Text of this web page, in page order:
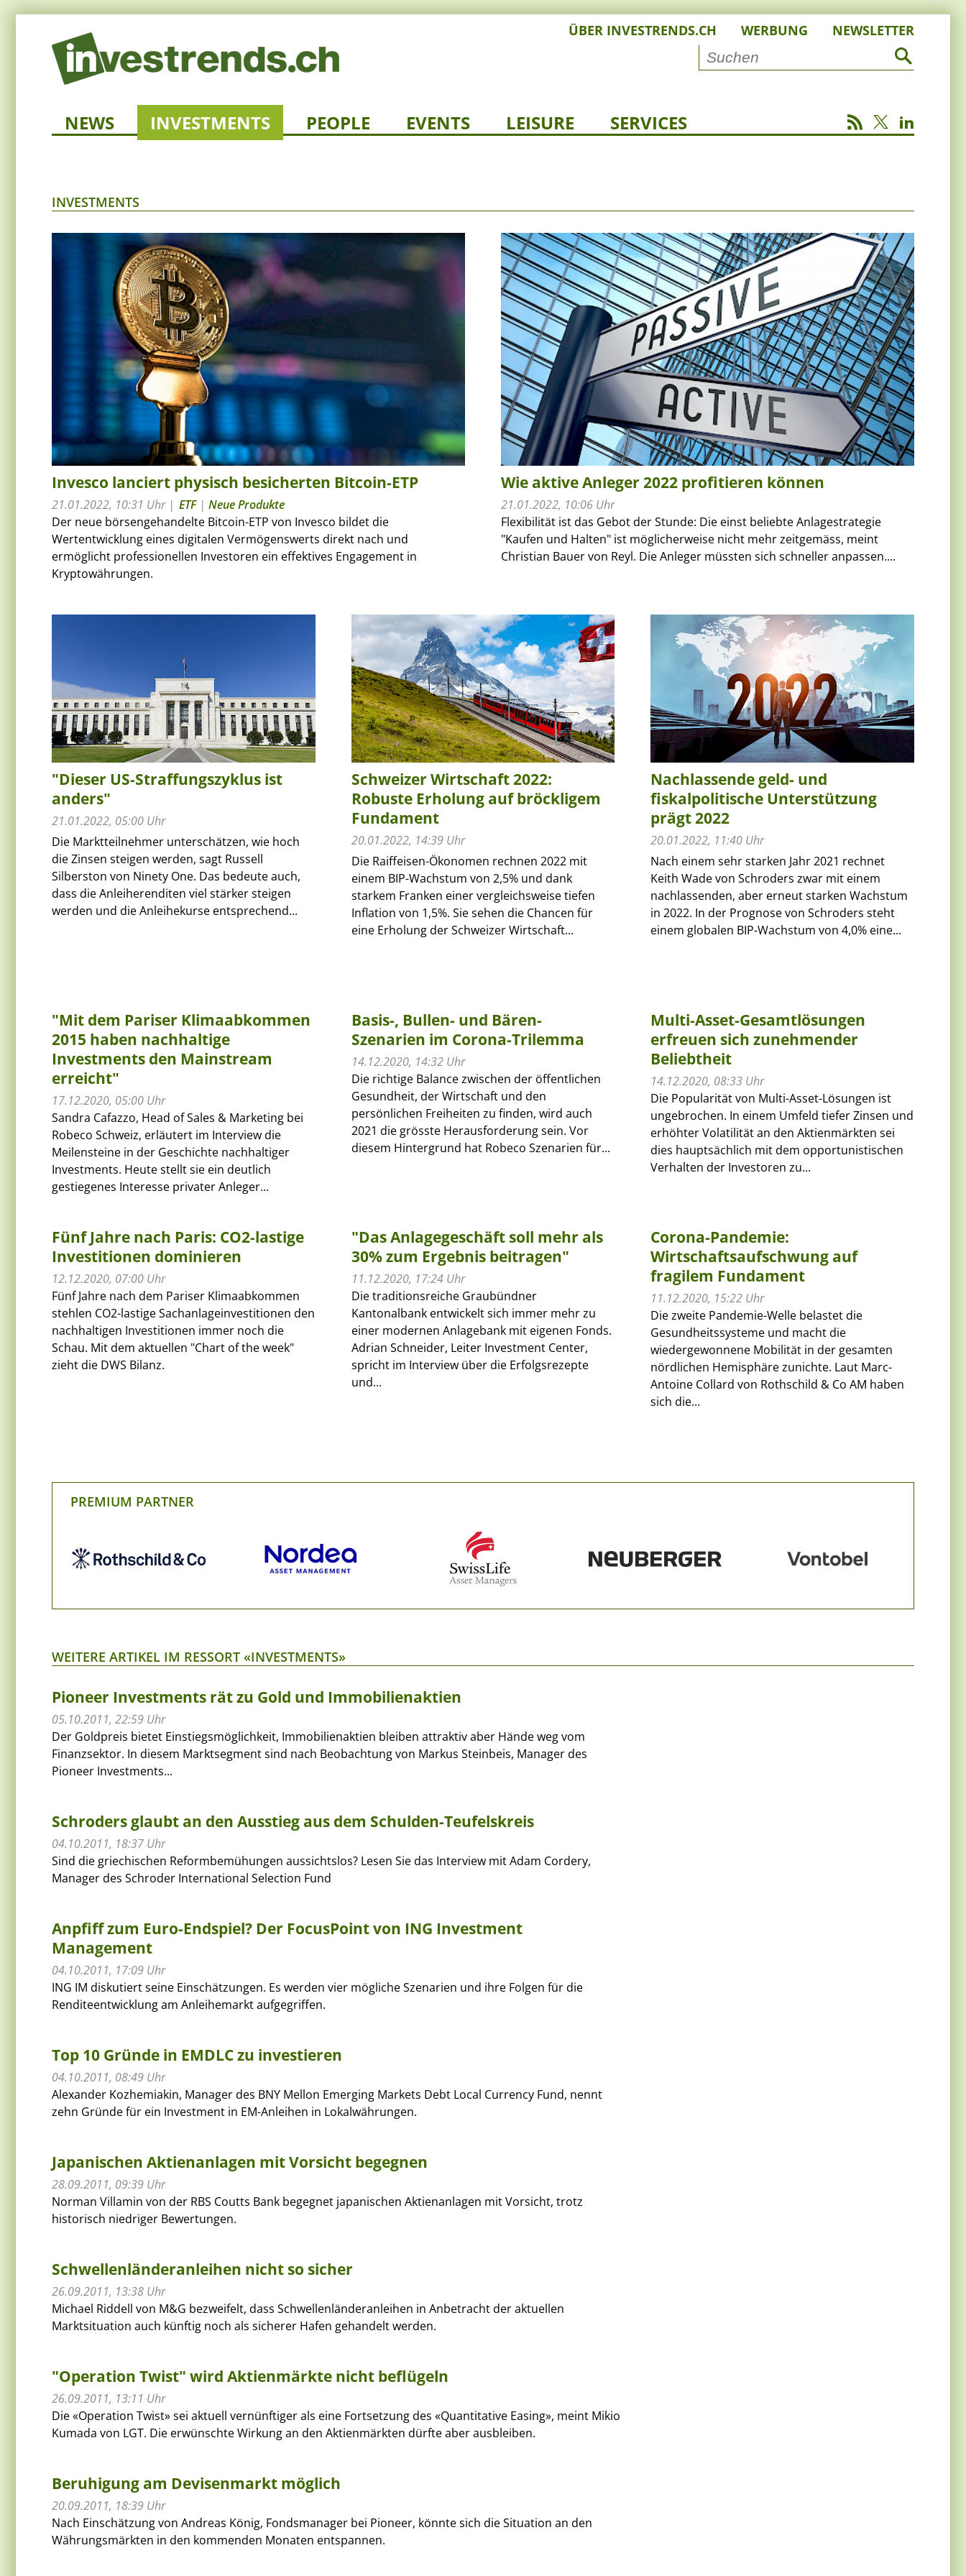
ÜBER INVESTRENDS.CH WERBUNG NEWSLETTER
NEWS INVESTMENTS PEOPLE EVENTS LEISURE SERVICES
INVESTMENTS
Invesco lanciert physisch besicherten Bitcoin-ETP
21.01.2022, 10:31 Uhr ETF| Neue Produkte
Der neue börsengehandelte Bitcoin-ETP von Invesco bildet die
Wertentwicklung eines digitalen Vermögenswerts direkt nach und
ermöglicht professionellen Investoren ein effektives Engagement in
Kryptowährungen.
Wie aktive Anleger 2022 profitieren können
21.01.2022, 10:06 Uhr
Flexibilität ist das Gebot der Stunde: Die einst beliebte Anlagestrategie
"Kaufen und Halten" ist möglicherweise nicht mehr zeitgemäss, meint
Christian Bauer von Reyl. Die Anleger müssten sich schneller anpassen....
"Dieser US-Straffungszyklus ist
anders"
21.01.2022, 05:00 Uhr
Die Marktteilnehmer unterschätzen, wie hoch
die Zinsen steigen werden, sagt Russell
Silberston von Ninety One. Das bedeute auch,
dass die Anleiherenditen viel stärker steigen
werden und die Anleihekurse entsprechend...
Schweizer Wirtschaft 2022:
Robuste Erholung auf bröckligem
Fundament
20.01.2022, 14:39 Uhr
Die Raiffeisen-Ökonomen rechnen 2022 mit
einem BIP-Wachstum von 2,5% und dank
starkem Franken einer vergleichsweise tiefen
Inflation von 1,5%. Sie sehen die Chancen für
eine Erholung der Schweizer Wirtschaft...
Nachlassende geld- und
fiskalpolitische Unterstützung
prägt 2022
20.01.2022, 11:40 Uhr
Nach einem sehr starken Jahr 2021 rechnet
Keith Wade von Schroders zwar mit einem
nachlassenden, aber erneut starken Wachstum
in 2022. In der Prognose von Schroders steht
einem globalen BIP-Wachstum von 4,0% eine...
"Mit dem Pariser Klimaabkommen
2015 haben nachhaltige
Investments den Mainstream
erreicht"
17.12.2020, 05:00 Uhr
Sandra Cafazzo, Head of Sales & Marketing bei
Robeco Schweiz, erläutert im Interview die
Meilensteine in der Geschichte nachhaltiger
Investments. Heute stellt sie ein deutlich
gestiegenes Interesse privater Anleger...
Basis-, Bullen- und Bären-
Szenarien im Corona-Trilemma
14.12.2020, 14:32 Uhr
Die richtige Balance zwischen der öffentlichen
Gesundheit, der Wirtschaft und den
persönlichen Freiheiten zu finden, wird auch
2021 die grösste Herausforderung sein. Vor
diesem Hintergrund hat Robeco Szenarien für...
Multi-Asset-Gesamtlösungen
erfreuen sich zunehmender
Beliebtheit
14.12.2020, 08:33 Uhr
Die Popularität von Multi-Asset-Lösungen ist
ungebrochen. In einem Umfeld tiefer Zinsen und
erhöhter Volatilität an den Aktienmärkten sei
dies hauptsächlich mit dem opportunistischen
Verhalten der Investoren zu...
Fünf Jahre nach Paris: CO2-lastige
Investitionen dominieren
12.12.2020, 07:00 Uhr
Fünf Jahre nach dem Pariser Klimaabkommen
stehlen CO2-lastige Sachanlageinvestitionen den
nachhaltigen Investitionen immer noch die
Schau. Mit dem aktuellen "Chart of the week"
zieht die DWS Bilanz.
"Das Anlagegeschäft soll mehr als
30% zum Ergebnis beitragen"
11.12.2020, 17:24 Uhr
Die traditionsreiche Graubündner
Kantonalbank entwickelt sich immer mehr zu
einer modernen Anlagebank mit eigenen Fonds.
Adrian Schneider, Leiter Investment Center,
spricht im Interview über die Erfolgsrezepte
und...
Corona-Pandemie:
Wirtschaftsaufschwung auf
fragilem Fundament
11.12.2020, 15:22 Uhr
Die zweite Pandemie-Welle belastet die
Gesundheitssysteme und macht die
wiedergewonnene Mobilität in der gesamten
nördlichen Hemisphäre zunichte. Laut Marc-
Antoine Collard von Rothschild & Co AM haben
sich die...
PREMIUM PARTNER
WEITERE ARTIKEL IM RESSORT «INVESTMENTS»
Pioneer Investments rät zu Gold und Immobilienaktien
05.10.2011, 22:59 Uhr
Der Goldpreis bietet Einstiegsmöglichkeit, Immobilienaktien bleiben attraktiv aber Hände weg vom
Finanzsektor. In diesem Marktsegment sind nach Beobachtung von Markus Steinbeis, Manager des
Pioneer Investments...
Schroders glaubt an den Ausstieg aus dem Schulden-Teufelskreis
04.10.2011, 18:37 Uhr
Sind die griechischen Reformbemühungen aussichtslos? Lesen Sie das Interview mit Adam Cordery,
Manager des Schroder International Selection Fund
Anpfiff zum Euro-Endspiel? Der FocusPoint von ING Investment
Management
04.10.2011, 17:09 Uhr
ING IM diskutiert seine Einschätzungen. Es werden vier mögliche Szenarien und ihre Folgen für die
Renditeentwicklung am Anleihemarkt aufgegriffen.
Top 10 Gründe in EMDLC zu investieren
04.10.2011, 08:49 Uhr
Alexander Kozhemiakin, Manager des BNY Mellon Emerging Markets Debt Local Currency Fund, nennt
zehn Gründe für ein Investment in EM-Anleihen in Lokalwährungen.
Japanischen Aktienanlagen mit Vorsicht begegnen
28.09.2011, 09:39 Uhr
Norman Villamin von der RBS Coutts Bank begegnet japanischen Aktienanlagen mit Vorsicht, trotz
historisch niedriger Bewertungen.
Schwellenländeranleihen nicht so sicher
26.09.2011, 13:38 Uhr
Michael Riddell von M&G bezweifelt, dass Schwellenländeranleihen in Anbetracht der aktuellen
Marktsituation auch künftig noch als sicherer Hafen gehandelt werden.
"Operation Twist" wird Aktienmärkte nicht beflügeln
26.09.2011, 13:11 Uhr
Die «Operation Twist» sei aktuell vernünftiger als eine Fortsetzung des «Quantitative Easing», meint Mikio
Kumada von LGT. Die erwünschte Wirkung an den Aktienmärkten dürfte aber ausbleiben.
Beruhigung am Devisenmarkt möglich
20.09.2011, 18:39 Uhr
Nach Einschätzung von Andreas König, Fondsmanager bei Pioneer, könnte sich die Situation an den
Währungsmärkten in den kommenden Monaten entspannen.